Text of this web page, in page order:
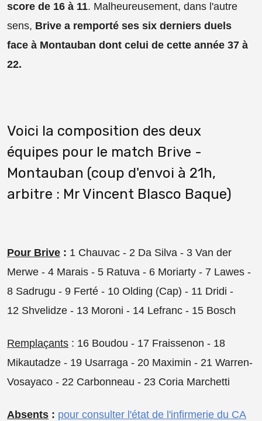
score de 16 à 11. Malheureusement, dans l'autre
sens, Brive a remporté ses six derniers duels
face à Montauban dont celui de cette année 37 à
22.
Voici la composition des deux
équipes pour le match Brive -
Montauban (coup d'envoi à 21h,
arbitre : Mr Vincent Blasco Baque)
Pour Brive : 1 Chauvac - 2 Da Silva - 3 Van der
Merwe - 4 Marais - 5 Ratuva - 6 Moriarty - 7 Lawes -
8 Sadrugu - 9 Ferté - 10 Olding (Cap) - 11 Dridi -
12 Shvelidze - 13 Moroni - 14 Lefranc - 15 Bosch
Remplaçants : 16 Boudou - 17 Fraissenon - 18
Mikautadze - 19 Usarraga - 20 Maximin - 21 Warren-
Vosayaco - 22 Carbonneau - 23 Coria Marchetti
Absents : pour consulter l'état de l'infirmerie du CA